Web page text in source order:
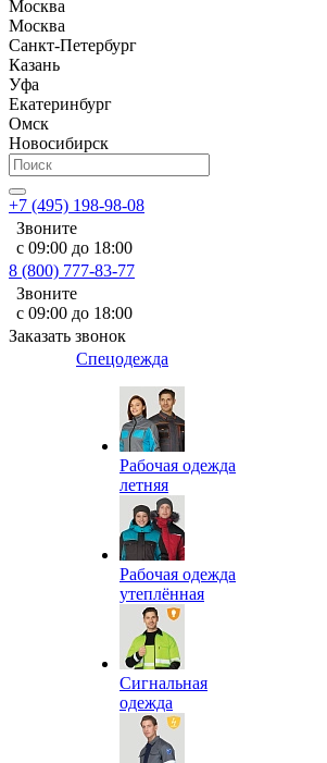
Москва
Москва
Санкт-Петербург
Казань
Уфа
Екатеринбург
Омск
Новосибирск
+7 (495) 198-98-08
Звоните
с 09:00 до 18:00
8 (800) 777-83-77
Звоните
с 09:00 до 18:00
Заказать звонок
Спецодежда
Рабочая одежда
летняя
Рабочая одежда
утеплённая
Сигнальная
одежда